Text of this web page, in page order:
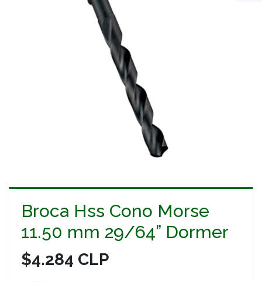
Broca Hss Cono Morse
11.50 mm 29/64” Dormer
$4.284 CLP